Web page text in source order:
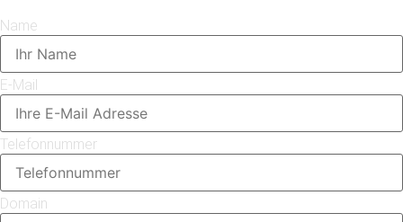
Name
E-Mail
Telefonnummer
Domain